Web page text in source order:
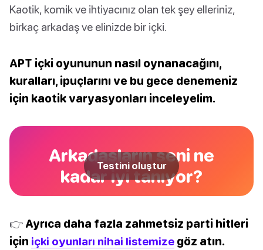
Kaotik, komik ve ihtiyacınız olan tek şey elleriniz,
birkaç arkadaş ve elinizde bir içki.
APT içki oyununun nasıl oynanacağını,
kuralları, ipuçlarını ve bu gece denemeniz
için kaotik varyasyonları inceleyelim.
Arkadaşların seni ne
kadar iyi tanıyor?
Testini oluştur
👉 Ayrıca daha fazla zahmetsiz parti hitleri
için içki oyunları nihai listemize göz atın.